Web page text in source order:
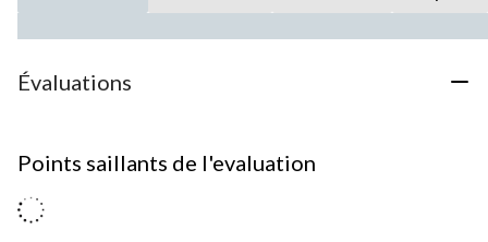
Évaluations
Points saillants de l'evaluation